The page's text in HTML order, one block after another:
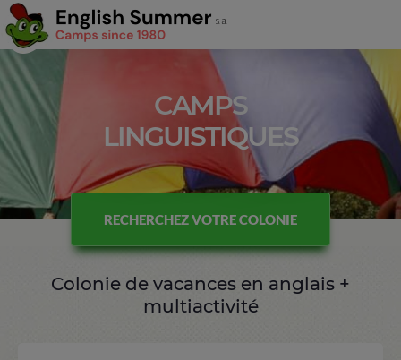
CAMPS
LINGUISTIQUES
RECHERCHEZ VOTRE COLONIE
Colonie de vacances en anglais +
multiactivité